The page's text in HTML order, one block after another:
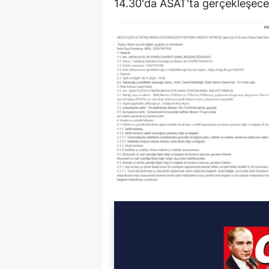
14.30'da ASAT'ta